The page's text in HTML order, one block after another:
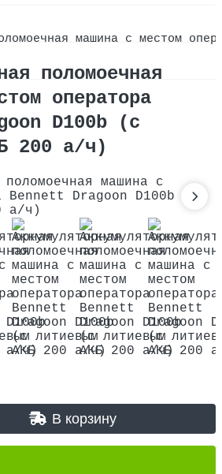
машина с местом
поломоечная
оператора
D100b (с
200 а/ч)
В корзину